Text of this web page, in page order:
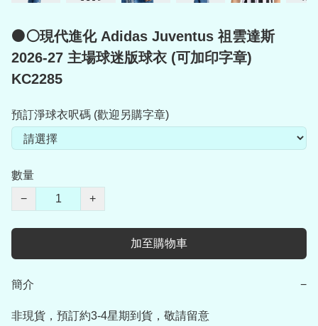
⚫⚪現代進化 Adidas Juventus 祖雲達斯
2026-27 主場球迷版球衣 (可加印字章)
KC2285
預訂淨球衣呎碼 (歡迎另購字章)
數量
−
+
加至購物車
簡介 −
非現貨，預訂約3-4星期到貨，敬請留意